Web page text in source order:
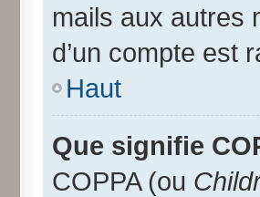
mails aux autres
d’un compte est
Haut
Que signifie
COPPA (ou